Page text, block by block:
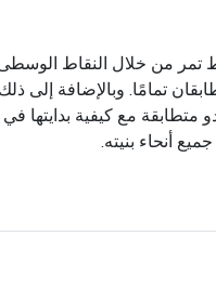
من خلال النقاط
تمامًا. وبالإضافة إلى
أن تدور الستبعين حول نقطتها المركزية بزيادة
أنحاء بنيته.